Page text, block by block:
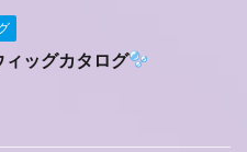
ィッグカタログ